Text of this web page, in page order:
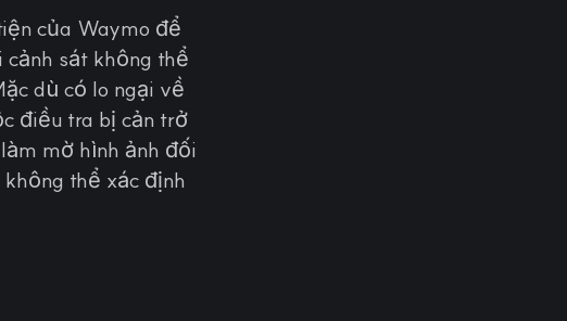
của Waymo để
cảnh sát không thể
dù có lo ngại về
điều tra bị cản trở
mờ hình ảnh đối
thể xác định